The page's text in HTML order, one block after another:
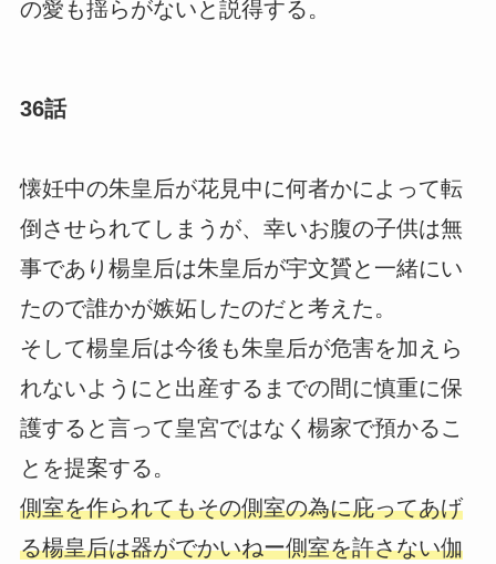
の愛も揺らがないと説得する。
36話
懐妊中の朱皇后が花見中に何者かによって転
倒させられてしまうが、幸いお腹の子供は無
事であり楊皇后は朱皇后が宇文贇と一緒にい
たので誰かが嫉妬したのだと考えた。
そして楊皇后は今後も朱皇后が危害を加えら
れないようにと出産するまでの間に慎重に保
護すると言って皇宮ではなく楊家で預かるこ
とを提案する。
側室を作られてもその側室の為に庇ってあげ
る楊皇后は器がでかいねー側室を許さない伽